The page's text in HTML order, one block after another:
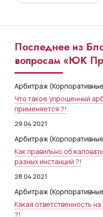
Последнее из
вопросам «ЮК
Арбитраж
Что такое упрощенный
применяется ?!
29.04.2021
Арбитраж
Как правильно
разных инстанций ?!
28.04.2021
Арбитраж
Какая ответственность
?!